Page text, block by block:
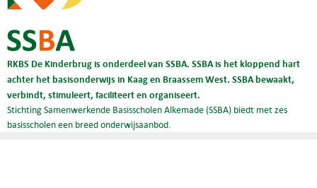
RKBS De Kinderbrug is onderdeel van SSBA. SSBA is het kloppend hart
achter het basisonderwijs in Kaag en Braassem West. SSBA bewaakt,
verbindt, stimuleert, faciliteert en organiseert.
Stichting Samenwerkende Basisscholen Alkemade (SSBA) biedt met zes
basisscholen een breed onderwijsaanbod.